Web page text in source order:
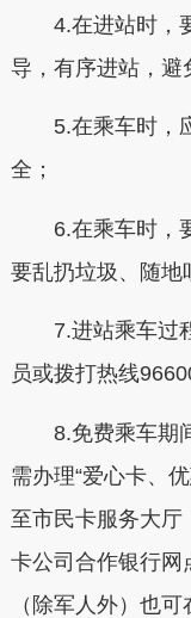
4.在进站时，要
导，有序进站，避
5.在乘车时，应
全；
6.在乘车时，要
要乱扔垃圾、随地
7.进站乘车过程
员或拨打热线
8.免费乘车期间
需办理“爱心卡、
至市民卡服务大厅
卡公司合作银行网
（除军人外）也